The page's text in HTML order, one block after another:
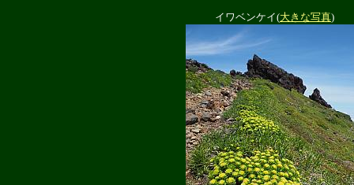
イワベンケイ(大きな写真)